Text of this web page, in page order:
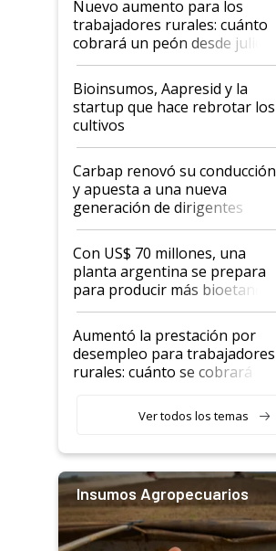
Nuevo aumento para los
trabajadores rurales: cuánto
cobrará un peón desde julio
Bioinsumos, Aapresid y la
startup que hace rebrotar los
cultivos
Carbap renovó su conducción
y apuesta a una nueva
generación de dirigentes
rurales
Con US$ 70 millones, una
planta argentina se prepara
para producir más bioetanol
que nunca
Aumentó la prestación por
desempleo para trabajadores
rurales: cuánto se cobrará
Ver todos los temas
Insumos Agropecuarios